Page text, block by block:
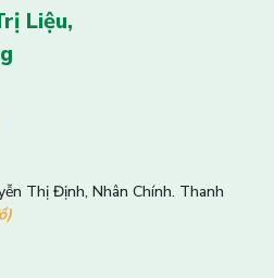
Liệu,
Thị Định, Nhân Chính. Thanh